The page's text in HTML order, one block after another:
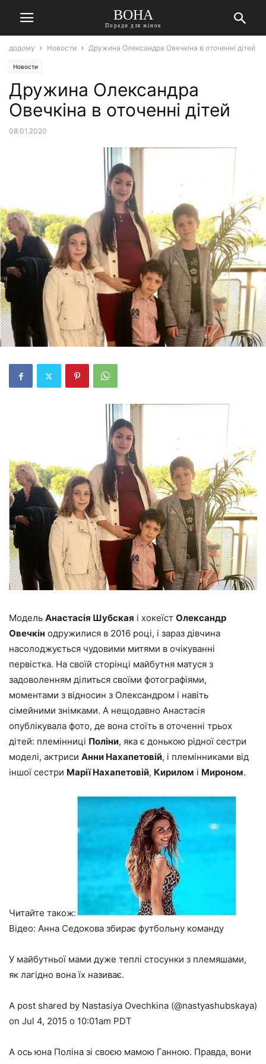
ВОНА
Поради для жінок
додому Новости Дружина Олександра Овечкіна в оточенні дітей
Новости
Дружина Олександра
Овечкіна в оточенні дітей
08.01.2020
Модель Анастасія Шубская і хокеїст Олександр
Овечкін одружилися в 2016 році, і зараз дівчина
насолоджується чудовими митями в очікуванні
первістка. На своїй сторінці майбутня матуся з
задоволенням ділиться своїми фотографіями,
моментами з відносин з Олександром і навіть
сімейними знімками. А нещодавно Анастасія
опублікувала фото, де вона стоїть в оточенні трьох
дітей: племінниці Поліни, яка є донькою рідної сестри
моделі, актриси Анни Нахапетовій, і племінниками від
іншої сестри Марії Нахапетовій, Кирилом і Мироном.
Читайте також:
Відео: Анна Седокова збирає футбольну команду
У майбутньої мами дуже теплі стосунки з племяшами,
як лагідно вона їх називає.
A post shared by Nastasiya Ovechkina (@nastyashubskaya)
on Jul 4, 2015 о 10:01am PDT
А ось юна Поліна зі своєю мамою Ганною. Правда, вони